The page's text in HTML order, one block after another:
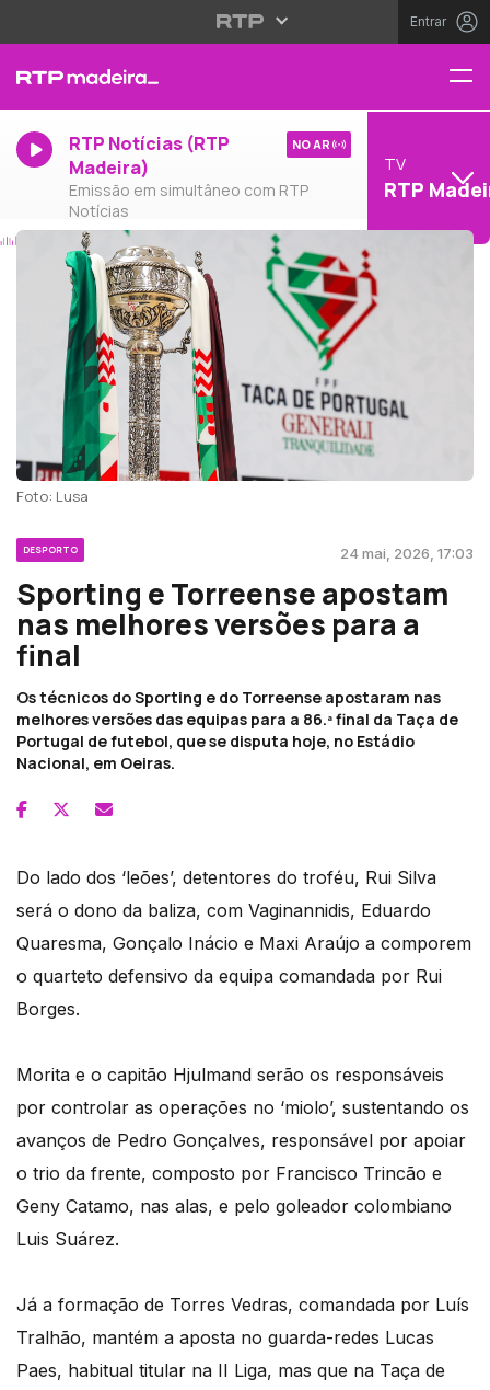
Entrar
RTP Notícias (RTP
Madeira)
Emissão em simultâneo com RTP
Notícias
NO AR
TV
RTP
Foto: Lusa
DESPORTO 24 mai, 2026, 17:03
Sporting e Torreense apostam
nas melhores versões para a
final
Os técnicos do Sporting e do Torreense apostaram nas
melhores versões das equipas para a 86.ª final da Taça de
Portugal de futebol, que se disputa hoje, no Estádio
Nacional, em Oeiras.
Do lado dos ‘leões’, detentores do troféu, Rui Silva
será o dono da baliza, com Vaginannidis, Eduardo
Quaresma, Gonçalo Inácio e Maxi Araújo a comporem
o quarteto defensivo da equipa comandada por Rui
Borges.
Morita e o capitão Hjulmand serão os responsáveis
por controlar as operações no ‘miolo’, sustentando os
avanços de Pedro Gonçalves, responsável por apoiar
o trio da frente, composto por Francisco Trincão e
Geny Catamo, nas alas, e pelo goleador colombiano
Luis Suárez.
Já a formação de Torres Vedras, comandada por Luís
Tralhão, mantém a aposta no guarda-redes Lucas
Paes, habitual titular na II Liga, mas que na Taça de